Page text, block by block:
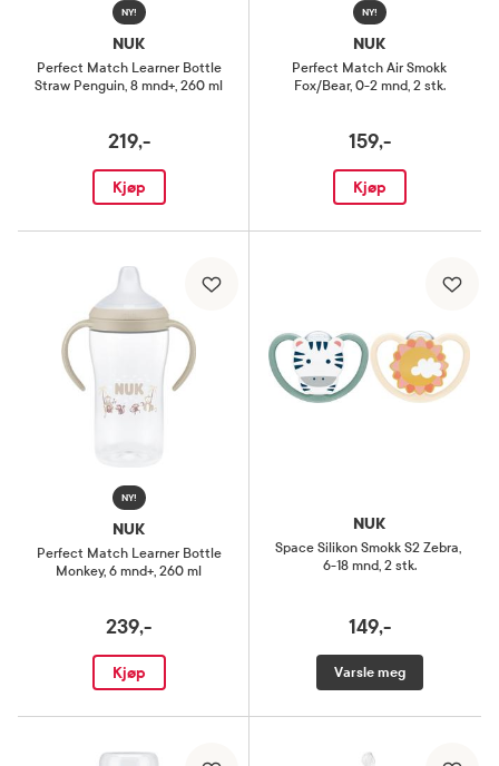
NY!
NUK
Perfect Match Learner Bottle
Straw Penguin, 8 mnd+, 260 ml
219,-
Kjøp
NY!
NUK
Perfect Match Air Smokk
Fox/Bear, 0-2 mnd, 2 stk.
159,-
Kjøp
NY!
NUK
Perfect Match Learner Bottle
Monkey, 6 mnd+, 260 ml
239,-
Kjøp
NUK
Space Silikon Smokk S2 Zebra,
6-18 mnd, 2 stk.
149,-
Varsle meg